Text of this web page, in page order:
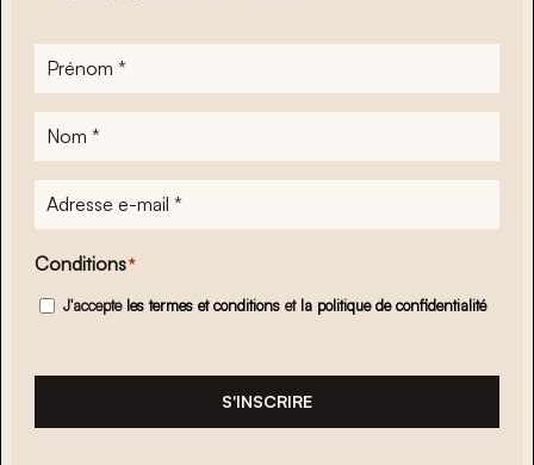
Prénom
Nom
Adresse
e-
mail*
Conditions*
J'accepte les termes et conditions et la politique de confidentialité
S'INSCRIRE